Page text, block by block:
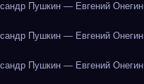
Пушкин — Евгений Онегин
Пушкин — Евгений Онегин
Пушкин — Евгений Онегин